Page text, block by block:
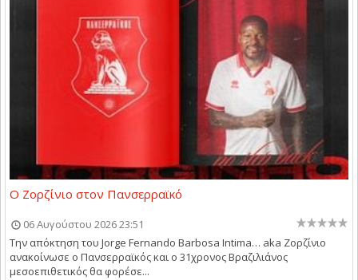
Ο Ζορζίνιο στον Πανσερραϊκό
06 Αυγούστου 2026 23:51
Την απόκτηση του Jorge Fernando Barbosa Intima… aka Ζορζίνιο
ανακοίνωσε ο Πανσερραϊκός και ο 31χρονος Βραζιλιάνος
μεσοεπιθετικός θα φορέσε...